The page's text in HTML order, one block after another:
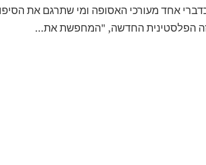
אחד מעורכי האסופה ומי שתרגם את
הפלסטינית החדשה, "המחפשת את...